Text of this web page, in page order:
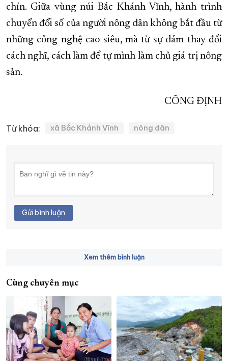
chín. Giữa vùng núi Bắc Khánh Vĩnh, hành trình
chuyển đổi số của người nông dân không bắt đầu từ
những công nghệ cao siêu, mà từ sự dám thay đổi
cách nghĩ, cách làm để tự mình làm chủ giá trị nông
sản.
CÔNG ĐỊNH
Từ khóa: xã Bắc Khánh Vĩnh nông dân
Gửi bình luận
Xem thêm bình luận
Cùng chuyên mục